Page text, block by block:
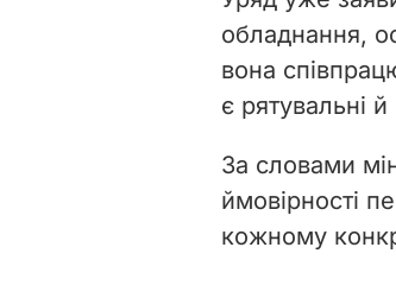
обладнання,
вона
є рятувальні
За словами
ймовірності
кожному